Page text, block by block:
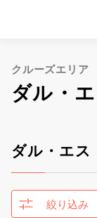
クルーズエリア
ダル・
ダル・エ
絞り込み